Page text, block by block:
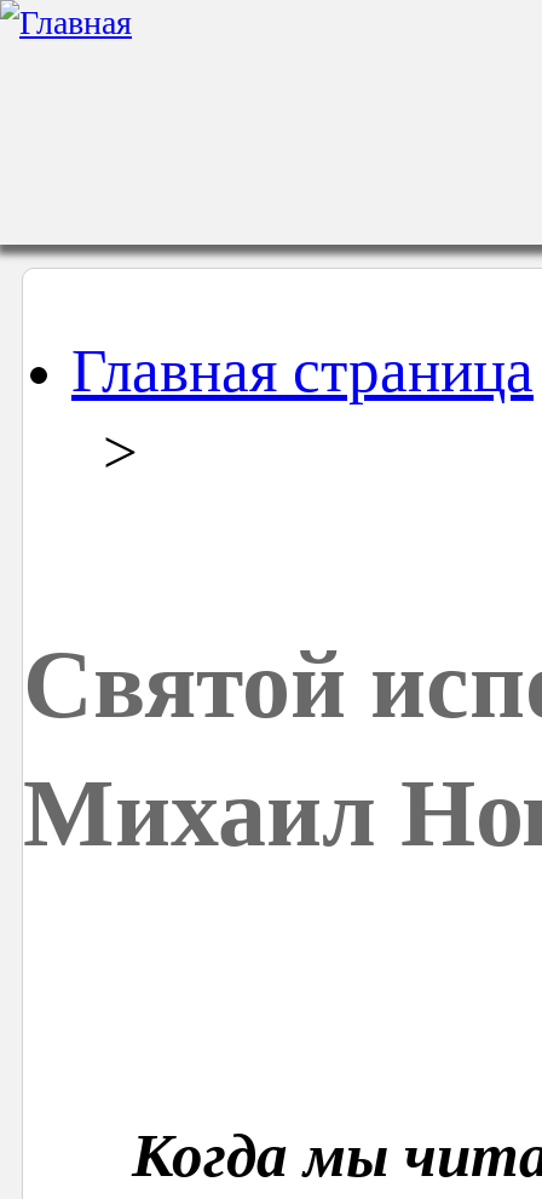
Главная страница
>
Святой
Михаил
Когда мы